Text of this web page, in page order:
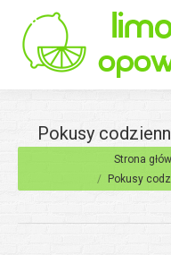
Pokusy
Strona
Pokusy